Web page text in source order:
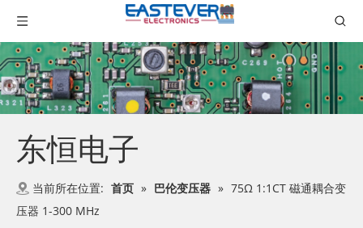
东恒电子
当前所在位置: 首页 » 巴伦变压器 » 75Ω 1:1CT 磁通耦合变
压器 1-300 MHz